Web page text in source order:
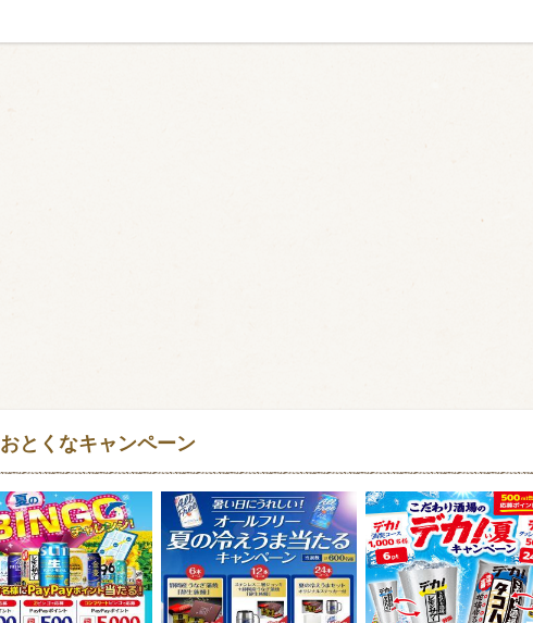
おとくなキャンペーン